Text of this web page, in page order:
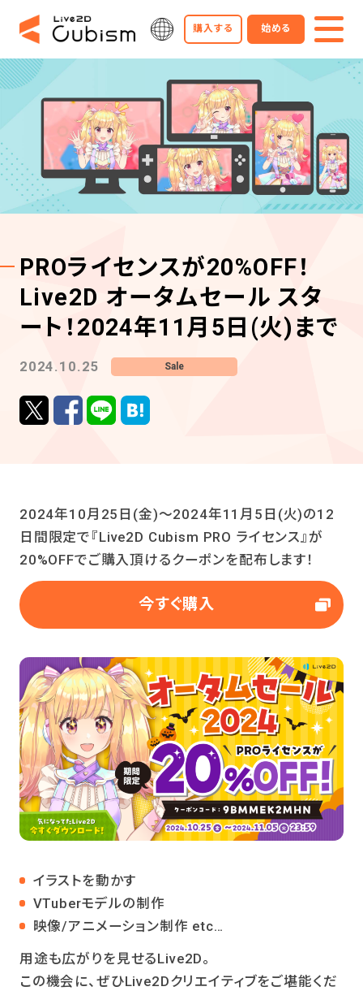
購入する 始める
PROライセンスが20%OFF！
Live2D オータムセール スタ
ート！2024年11月5日(火)まで
2024.10.25 Sale
2024年10月25日(金)～2024年11月5日(火)の12
日間限定で『Live2D Cubism PRO ライセンス』が
20%OFFでご購入頂けるクーポンを配布します！
今すぐ購入
イラストを動かす
VTuberモデルの制作
映像/アニメーション制作 etc…
用途も広がりを見せるLive2D。
この機会に、ぜひLive2Dクリエイティブをご堪能くだ